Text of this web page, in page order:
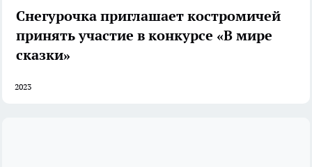
Снегурочка приглашает костромичей
принять участие в конкурсе «В мире
сказки»
2023